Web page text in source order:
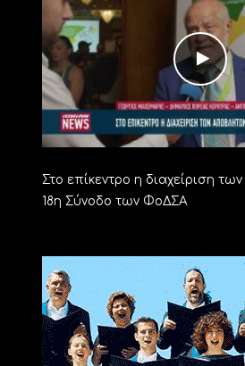
Στο επίκεντρο η διαχείριση
18η Σύνοδο των ΦοΔΣΑ